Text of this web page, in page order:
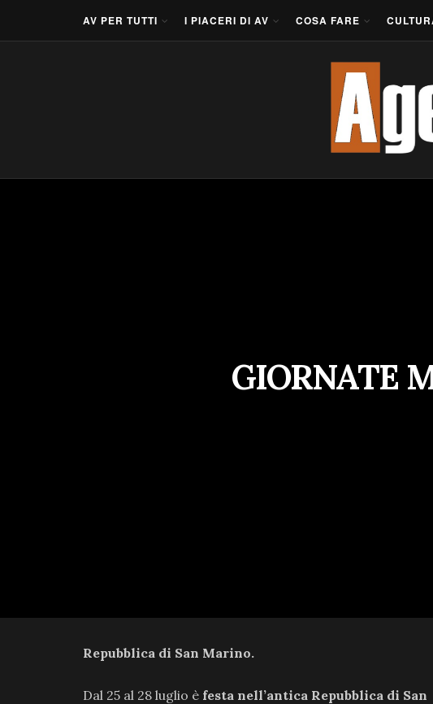
AV PER TUTTI I PIACERI DI AV COSA FARE
GIORNATE
Repubblica di San Marino.
Dal 25 al 28 luglio è festa nell’antica Repubblica di San